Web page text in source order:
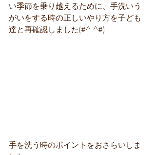
い季節を乗り越えるために、手洗いう
がいをする時の正しいやり方を子ども
達と再確認しました(#^.^#)
手を洗う時のポイントをおさらいしま